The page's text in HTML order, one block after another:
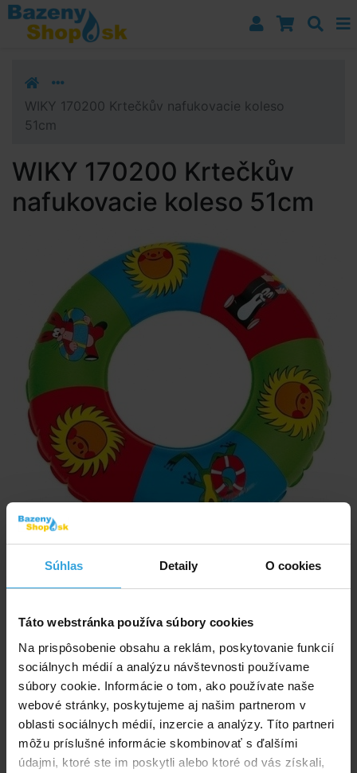
Súhlas Detaily O cookies
Táto webstránka používa súbory cookies
Na prispôsobenie obsahu a reklám, poskytovanie funkcií
sociálnych médií a analýzu návštevnosti používame
súbory cookie. Informácie o tom, ako používate naše
webové stránky, poskytujeme aj našim partnerom v
oblasti sociálnych médií, inzercie a analýzy. Títo partneri
môžu príslušné informácie skombinovať s ďalšími
údajmi, ktoré ste im poskytli alebo ktoré od vás získali,
Prejsť k navigácii
Prejsť na obsah
Prejsť k bočnému stĺpci
WIKY 170200 Krtečkův nafukovacie koleso
51cm
WIKY 170200 Krtečkův
nafukovacie koleso 51cm
Obrázky a videá majú ilustračný charakter.
Krtečkův nafukovací kruh 51cm.
Značka: WIKY
Dostupnost:Nedostupné
Sledovať dostupnost